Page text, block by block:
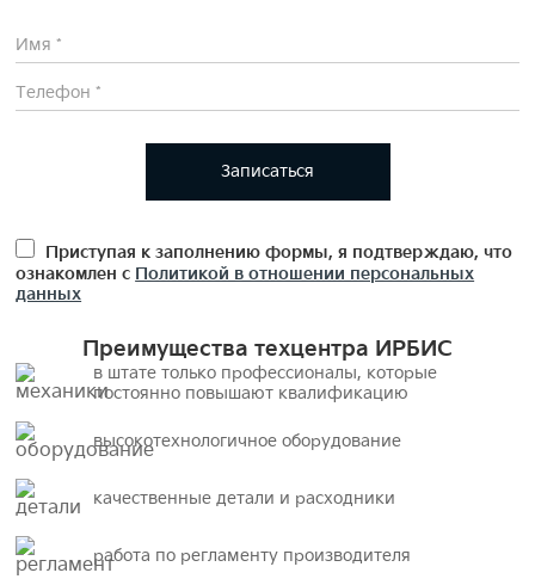
Записаться
Приступая к заполнению формы, я подтверждаю, что
ознакомлен с Политикой в отношении персональных
данных
Преимущества техцентра ИРБИС
в штате только профессионалы, которые
постоянно повышают квалификацию
высокотехнологичное оборудование
качественные детали и расходники
работа по регламенту производителя